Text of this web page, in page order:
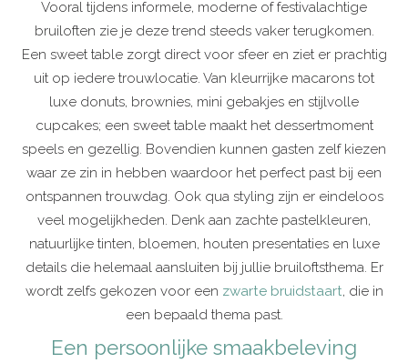
Vooral tijdens informele, moderne of festivalachtige
bruiloften zie je deze trend steeds vaker terugkomen.
Een sweet table zorgt direct voor sfeer en ziet er prachtig
uit op iedere trouwlocatie. Van kleurrijke macarons tot
luxe donuts, brownies, mini gebakjes en stijlvolle
cupcakes; een sweet table maakt het dessertmoment
speels en gezellig. Bovendien kunnen gasten zelf kiezen
waar ze zin in hebben waardoor het perfect past bij een
ontspannen trouwdag. Ook qua styling zijn er eindeloos
veel mogelijkheden. Denk aan zachte pastelkleuren,
natuurlijke tinten, bloemen, houten presentaties en luxe
details die helemaal aansluiten bij jullie bruiloftsthema. Er
wordt zelfs gekozen voor een zwarte bruidstaart, die in
een bepaald thema past.
Een persoonlijke smaakbeleving